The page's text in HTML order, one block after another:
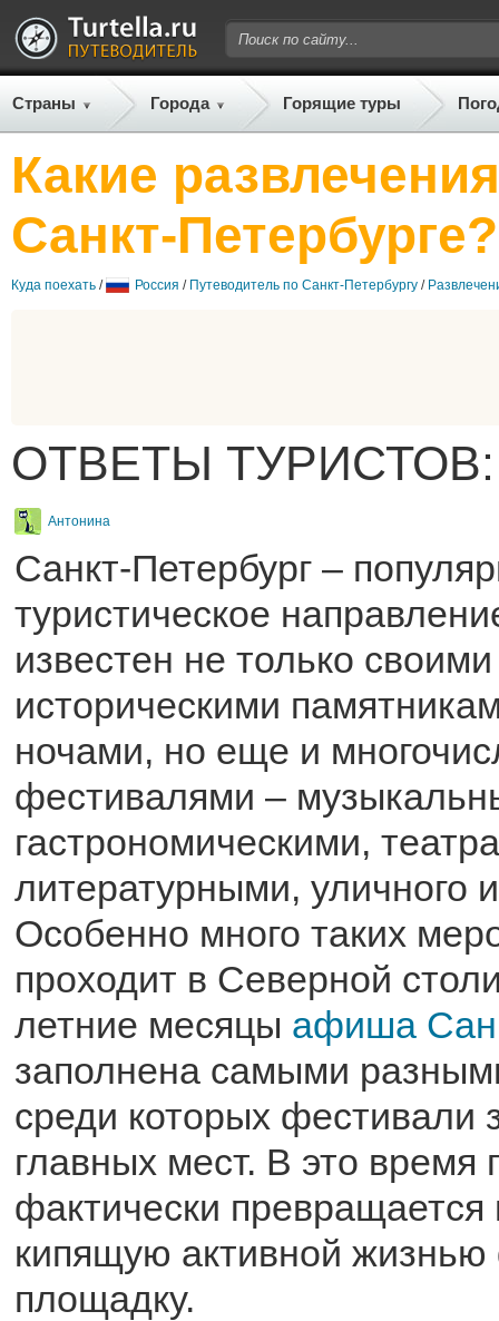
Страны Города Горящие туры
Какие
Санкт-Петербурге?
Куда поехать / Россия / Путеводитель по Санкт-Петербургу /
ОТВЕТЫ ТУРИСТОВ:
Антонина
Санкт-Петербург –
туристическое
известен не только
историческими
ночами, но еще и
фестивалями –
гастрономическими,
литературными, уличного
Особенно много таких
проходит в Северной
летние месяцы афиша
заполнена самыми
среди которых фестивали
главных мест. В это время
фактически
кипящую активной
площадку.